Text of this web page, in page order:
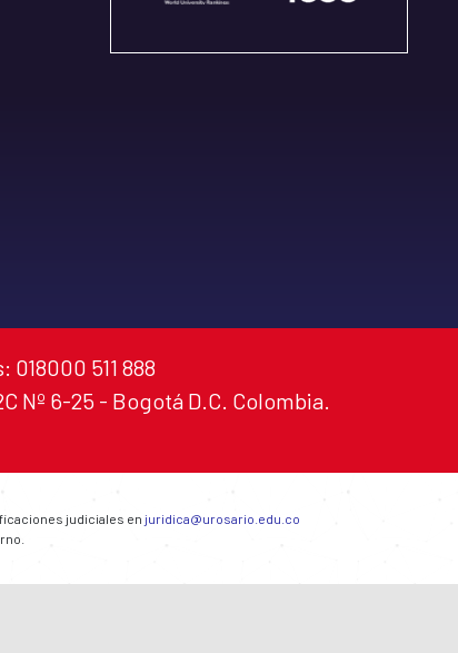
511 888
Nº 6-25 - Bogotá D.C. Colombia.
judiciales en juridica@urosario.edu.co